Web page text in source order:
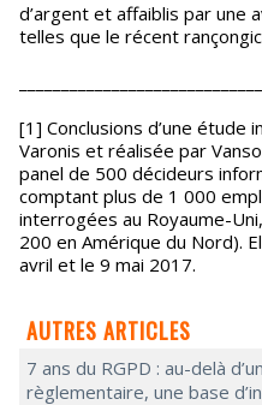
d’argent et affaiblis par une
telles que le récent
[1] Conclusions d’une étude
Varonis et réalisée par
panel de 500 décideurs
comptant plus de 1 000
interrogées au Royaume-
200 en Amérique du Nord).
avril et le 9 mai 2017.
AUTRES ARTICLES
7 ans du RGPD : au-delà
règlementaire, une base